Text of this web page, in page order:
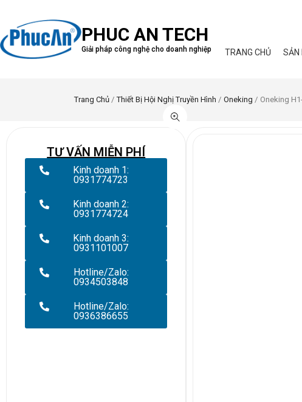
PHUC AN TECH
Giải pháp công nghệ cho doanh nghiệp TRANG CHỦ SẢN
Trang Chủ /Thiết Bị Hội Nghị Truyền Hình / Oneking / Oneking
TƯ VẤN MIỄN PHÍ
Kinh doanh 1:
0931774723
Kinh doanh 2:
0931774724
Kinh doanh 3:
0931101007
Hotline/Zalo:
0934503848
Hotline/Zalo:
0936386655